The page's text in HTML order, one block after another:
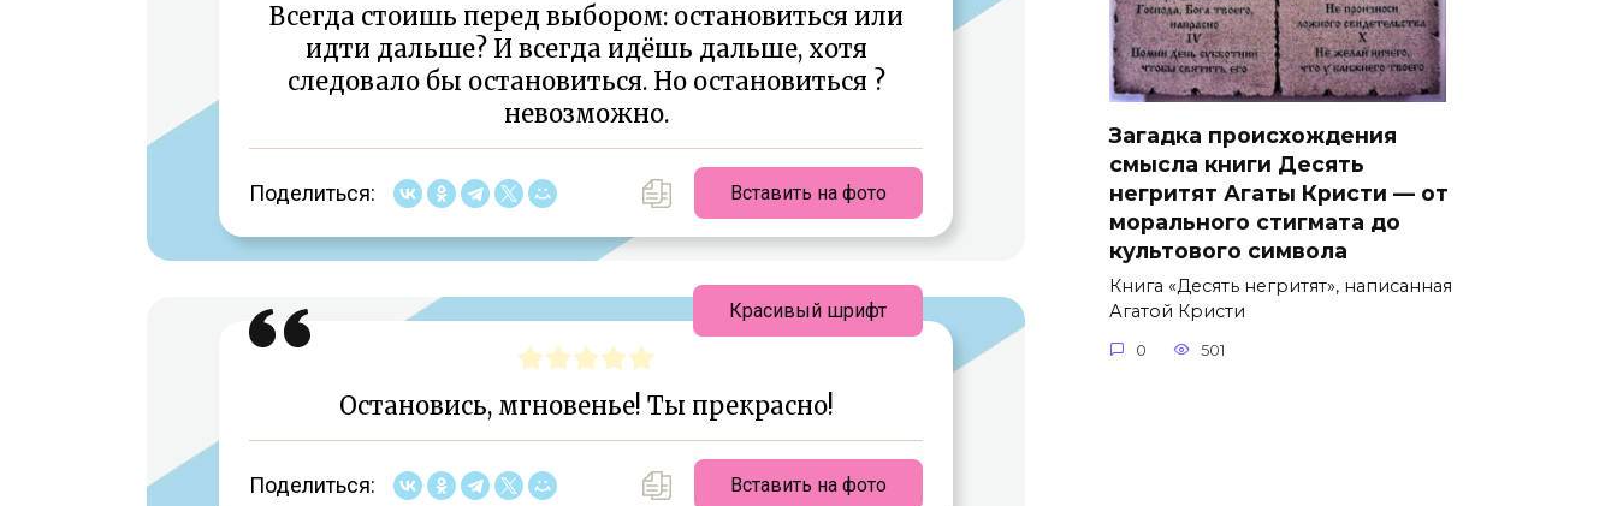
Всегда стоишь перед выбором: остановиться или
идти дальше? И всегда идёшь дальше, хотя
следовало бы остановиться. Но остановиться ?
невозможно.
Поделиться: Вставить на фото
Остановись, мгновенье! Ты прекрасно!
Поделиться: Вставить на фото
Красивый шрифт
Загадка происхождения
смысла книги Десять
негритят Агаты Кристи — от
морального стигмата до
культового символа
Книга «Десять негритят», написанная
Агатой Кристи
0 501